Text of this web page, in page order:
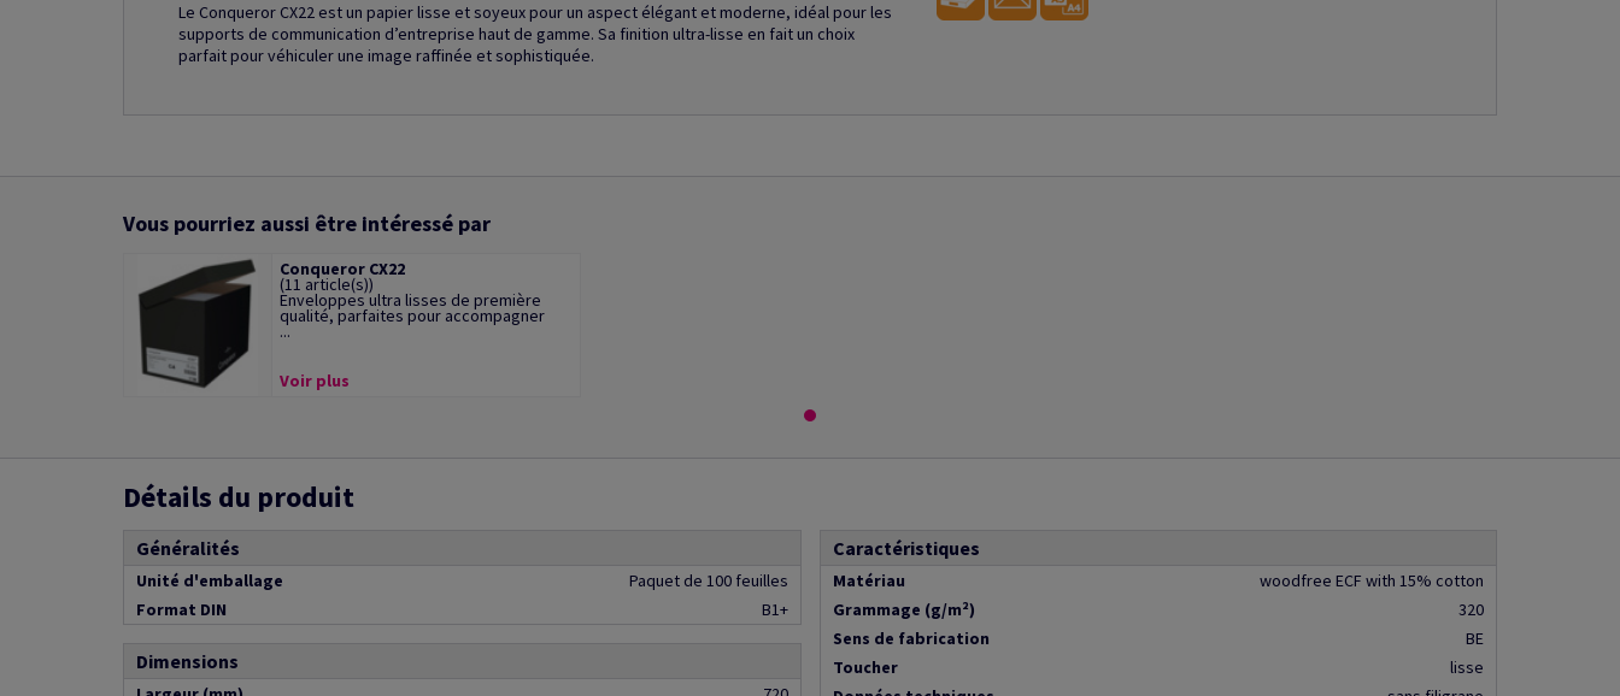
Le Conqueror CX22 est un papier lisse et soyeux pour un aspect élégant et moderne, idéal pour les
supports de communication d’entreprise haut de gamme. Sa finition ultra-lisse en fait un choix
parfait pour véhiculer une image raffinée et sophistiquée.
Vous pourriez aussi être intéressé par
Conqueror CX22
(11 article(s))
Enveloppes ultra lisses de première
qualité, parfaites pour accompagner
...
Voir plus
Détails du produit
Généralités
Unité d'emballage
Paquet de 100 feuilles
Format DIN
B1+
Dimensions
Caractéristiques
Matériau
woodfree ECF with 15% cotton
Grammage (g/m²)
320
Sens de fabrication
BE
Toucher
lisse